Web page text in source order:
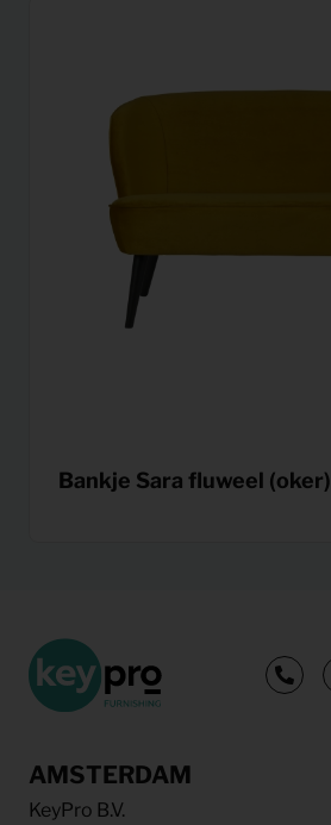
Bankje Sara fluweel (oker)
AMSTERDAM
KeyPro B.V.